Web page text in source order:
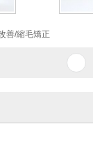
善/縮毛矯正